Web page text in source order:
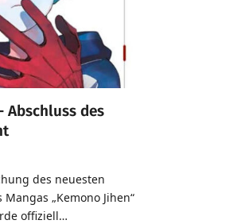
Abschluss des
des neuesten
„Kemono Jihen“
offiziell…